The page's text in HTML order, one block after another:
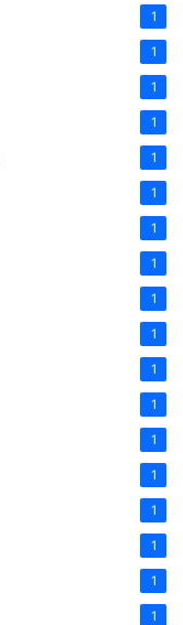
1
1
1
1
1
1
1
1
1
1
1
1
1
1
1
1
1
1